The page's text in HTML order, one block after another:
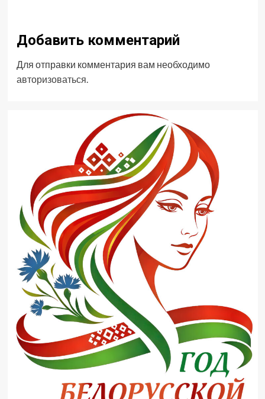
Добавить комментарий
Для отправки комментария вам необходимо
авторизоваться.